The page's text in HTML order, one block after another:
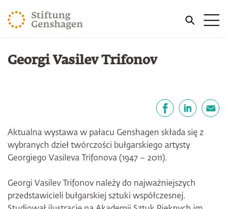
PRZJDŹ DO TREŚCI GŁÓWNEJ
PRZEJDŹ DO WYSZUKIWARKI
Jesteś tutaj
Strona główna Projekty Wystawy
Georgi Vasilev Trifonov
Aktualna wystawa w pałacu Genshagen składa się z
wybranych dzieł twórczości bułgarskiego artysty
Georgiego Vasileva Trifonova (1947 – 2011).
Georgi Vasilev Trifonov należy do najważniejszych
przedstawicieli bułgarskiej sztuki współczesnej.